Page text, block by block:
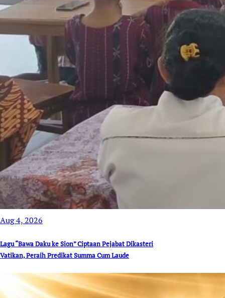
Aug 4, 2026
Lagu “Bawa Daku ke Sion” Ciptaan Pejabat Dikasteri
Vatikan, Peraih Predikat Summa Cum Laude